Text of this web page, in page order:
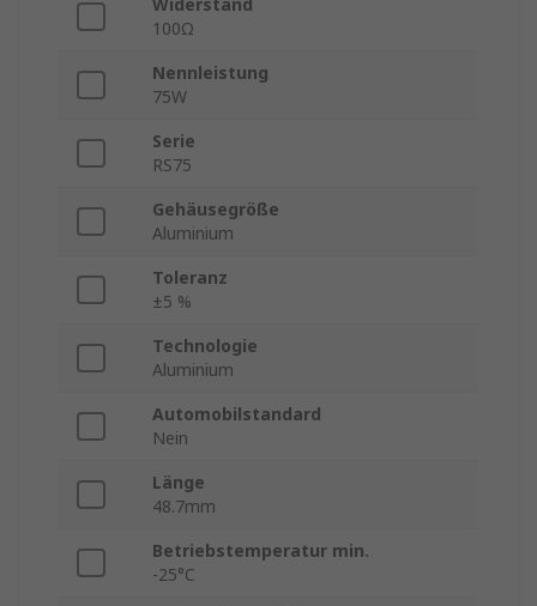
Widerstand
100Ω
Nennleistung
75W
Serie
RS75
Gehäusegröße
Aluminium
Toleranz
±5 %
Technologie
Aluminium
Automobilstandard
Nein
Länge
48.7mm
Betriebstemperatur min.
-25°C